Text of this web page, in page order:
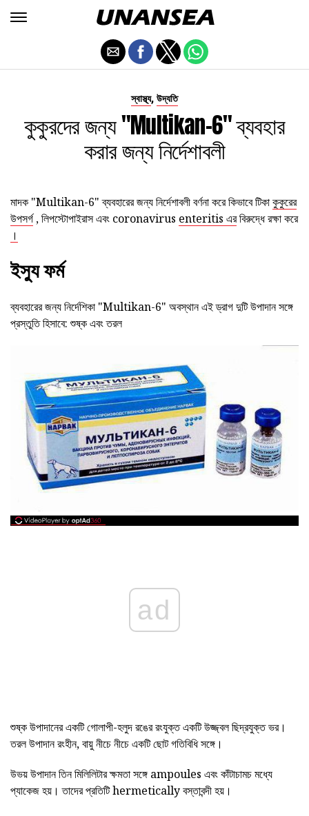
স্বাস্থ্য, উদ্যতি
কুকুরদের জন্য "Multikan-6" ব্যবহার
করার জন্য নির্দেশাবলী
মাদক "Multikan-6" ব্যবহারের জন্য নির্দেশাবলী বর্ণনা করে কিভাবে টিকাকুকুরের
উপসর্গ, লিপস্টোপাইরাস এবং coronavirus enteritis এরবিরুদ্ধে রক্ষা করে
।
ইস্যু ফর্ম
ব্যবহারের জন্য নির্দেশিকা "Multikan-6" অবস্থান এই ড্রাগ দুটি উপাদান সঙ্গে
প্রস্তুতি হিসাবে: শুষ্ক এবং তরল
ad
শুষ্ক উপাদানের একটি গোলাপী-হলুদ রঙের রংযুক্ত একটি উজ্জ্বল ছিদ্রযুক্ত ভর।
তরল উপাদান রংহীন, বায়ু নীচে নীচে একটি ছোট গতিবিধি সঙ্গে।
উভয় উপাদান তিন মিলিলিটার ক্ষমতা সঙ্গে ampoules এবং কাঁটাচামচ মধ্যে
প্যাকেজ হয়। তাদের প্রতিটি hermetically বস্তাবন্দী হয়।